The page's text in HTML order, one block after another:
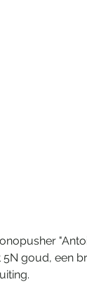
5N goud, een